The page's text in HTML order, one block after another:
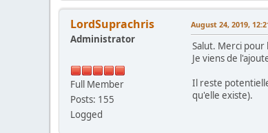
LordSuprachris
Administrator
Full Member
Posts: 155
Logged
August 24, 2019,
Salut. Merci pour
Je viens de
Il reste
qu'elle existe).